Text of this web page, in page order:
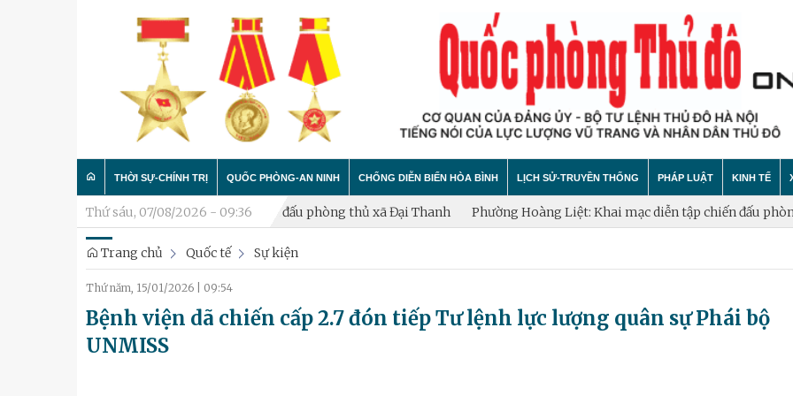
THỜI SỰ-CHÍNH TRỊ
Trong nước
Quân đội
Luận bàn
QUỐC PHÒNG-AN NINH
Công tác Đảng - Công tác Chính trị
Huấn luyện SSCĐ
Xây dựng đơn vị
CHỐNG DIỄN BIẾN HÒA BÌNH LỊCH SỬ-TRUYỀN THỐNG
Lịch sử LLVT nhân dân Thủ đô Hà Nội
PHÁP LUẬT
Cuộc sống quanh ta
KINH TẾ
Vấn đề và
Thứ sáu, 07/08/2026 - 09:36
Khai mạc diễn tập chiến đấu phòng thủ xã Đại Thanh Phường Hoàng Liệt: Khai mạc diễn tập chiến đấu phòng thủ
Trang chủ Quốc tế Sự kiện
Thứ năm, 15/01/2026 09:54
Bệnh viện dã chiến cấp 2.7 đón tiếp Tư lệnh lực lượng quân sự Phái bộ
UNMISS